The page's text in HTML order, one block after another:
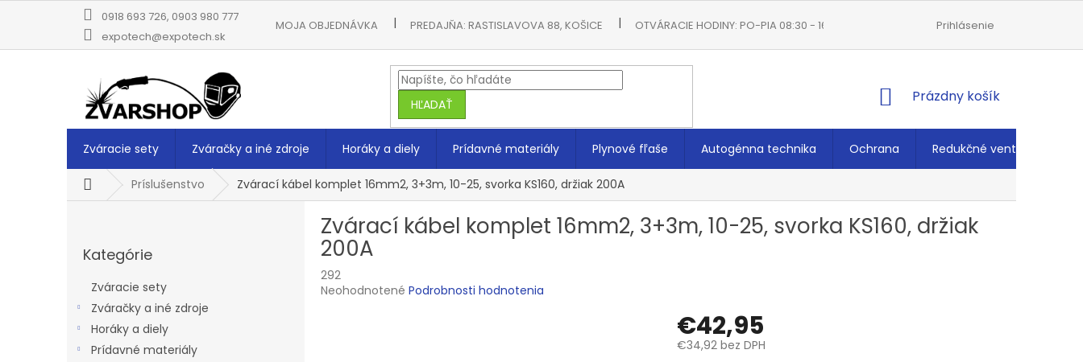
0918 693 726, 0903 980 777
expotech@expotech.sk
MOJA OBJEDNÁVKA PREDAJŇA: RASTISLAVOVA 88, KOŠICE OTVÁRACIE HODINY: PO-PIA 08:30 - 16:00 VŠEOBECNÉ OBCHODNÉ PODMIENKY
Prihlásenie
HĽADAŤ
NÁKUPNÝ
Prázdny košík
Zváracie sety Zváračky a iné zdroje Horáky a diely Prídavné materiály Plynové fľaše Autogénna technika Ochrana Redukčné ventily
DomovPríslušenstvo Zvárací kábel komplet 16mm2, 3+3m, 10-25, svorka KS160, držiak 200A
kategórie
Kategórie
Zváracie sety
Zváračky a iné zdroje
Horáky a diely
Prídavné materiály
Zvárací kábel komplet 16mm2, 3+3m, 10-25, svorka KS160, držiak
200A
292
Priemerné
Neohodnotené Podrobnosti hodnotenia
€42,95
€34,92 bez DPH